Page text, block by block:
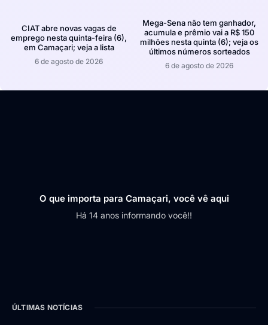
CIAT abre novas vagas de
emprego nesta quinta-feira (6),
em Camaçari; veja a lista
6 de agosto de 2026
Mega-Sena não tem ganhador,
acumula e prêmio vai a R$ 150
milhões nesta quinta (6); veja os
últimos números sorteados
6 de agosto de 2026
O que importa para Camaçari, você vê aqui
Há 14 anos informando você!!
ÚLTIMAS NOTÍCIAS